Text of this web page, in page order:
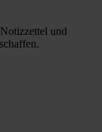
und